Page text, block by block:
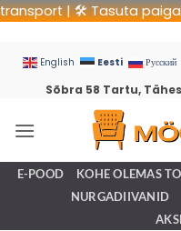
English Eesti Русский
Sõbra 58 Tartu,
E-POOD KOHE OLEMAS
NURGADIIVANID